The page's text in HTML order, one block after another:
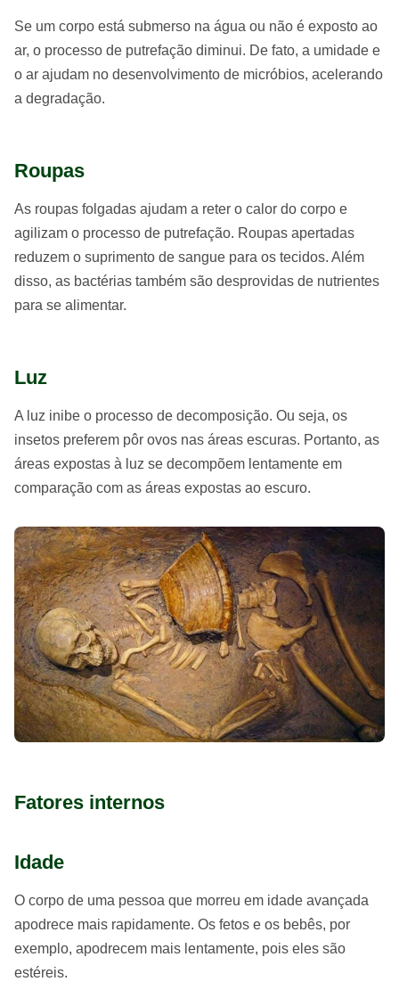
Se um corpo está submerso na água ou não é exposto ao
ar, o processo de putrefação diminui. De fato, a umidade e
o ar ajudam no desenvolvimento de micróbios, acelerando
a degradação.
Roupas
As roupas folgadas ajudam a reter o calor do corpo e
agilizam o processo de putrefação. Roupas apertadas
reduzem o suprimento de sangue para os tecidos. Além
disso, as bactérias também são desprovidas de nutrientes
para se alimentar.
Luz
A luz inibe o processo de decomposição. Ou seja, os
insetos preferem pôr ovos nas áreas escuras. Portanto, as
áreas expostas à luz se decompõem lentamente em
comparação com as áreas expostas ao escuro.
Fatores internos
Idade
O corpo de uma pessoa que morreu em idade avançada
apodrece mais rapidamente. Os fetos e os bebês, por
exemplo, apodrecem mais lentamente, pois eles são
estéreis.